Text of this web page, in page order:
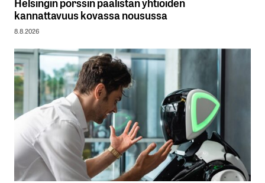
kannattavuus kovassa nousussa
8.8.2026